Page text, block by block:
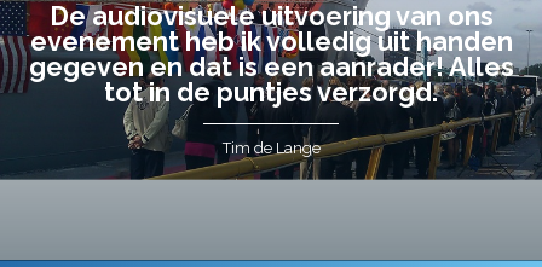
De audiovisuele uitvoering van ons
evenement heb ik volledig uit handen
gegeven en dat is een aanrader! Alles
tot in de puntjes verzorgd.
Tim de Lange